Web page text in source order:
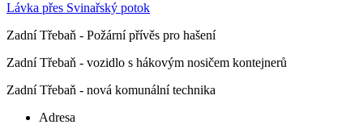
Lávka přes Svinařský potok
Zadní Třebaň - Požární přívěs pro hašení
Zadní Třebaň - vozidlo s hákovým nosičem kontejnerů
Zadní Třebaň - nová komunální technika
Adresa